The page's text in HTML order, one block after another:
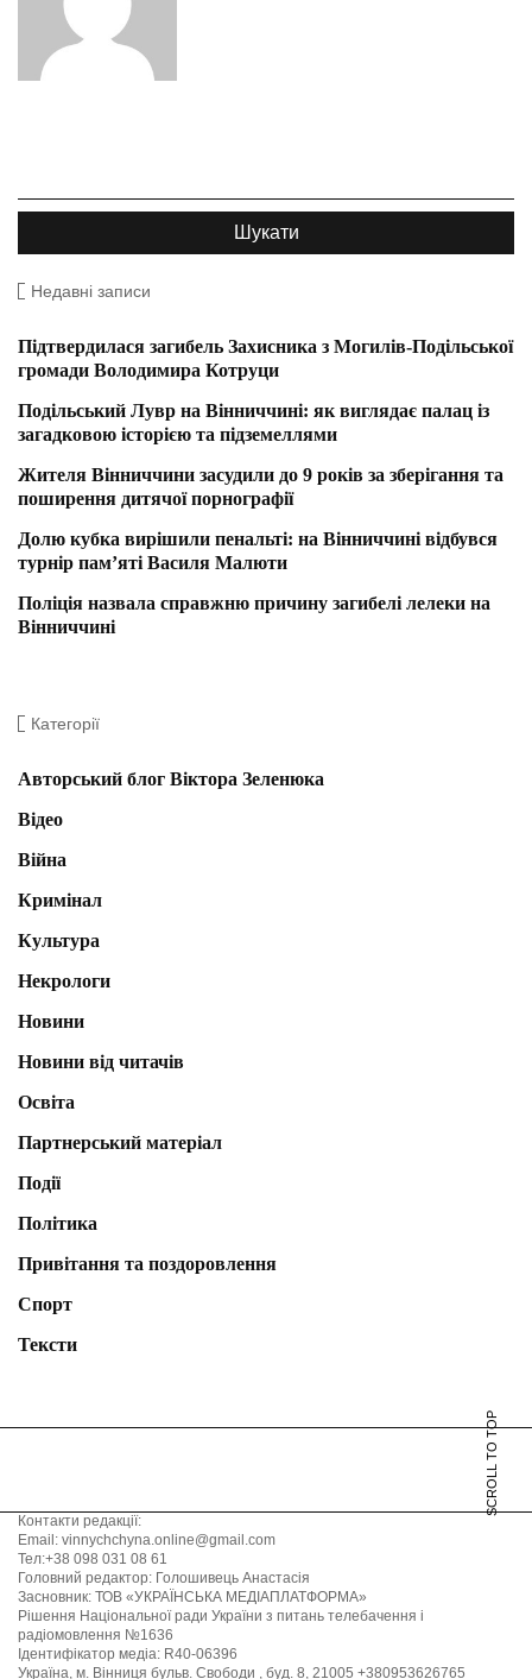
Недавні записи
Підтвердилася загибель Захисника з Могилів-Подільської
громади Володимира Котруци
Подільський Лувр на Вінниччині: як виглядає палац із
загадковою історією та підземеллями
Жителя Вінниччини засудили до 9 років за зберігання та
поширення дитячої порнографії
Долю кубка вирішили пенальті: на Вінниччині відбувся
турнір пам’яті Василя Малюти
Поліція назвала справжню причину загибелі лелеки на
Вінниччині
Категорії
Авторський блог Віктора Зеленюка
Відео
Війна
Кримінал
Культура
Некрологи
Новини
Новини від читачів
Освіта
Партнерський матеріал
Події
Політика
Привітання та поздоровлення
Спорт
Тексти
SCROLL TO TOP
Контакти редакції:
Email: vinnychchyna.online@gmail.com
Тел:+38 098 031 08 61
Головний редактор: Голошивець Анастасія
Засновник: ТОВ «УКРАЇНСЬКА МЕДІАПЛАТФОРМА»
Рішення Національної ради України з питань телебачення і
радіомовлення №1636
Ідентифікатор медіа: R40-06396
Україна, м. Вінниця бульв. Свободи , буд. 8, 21005 +380953626765